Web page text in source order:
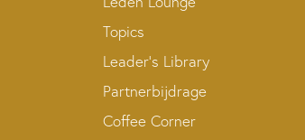
Topics
Leader’s Library
Partnerbijdrage
Coffee Corner